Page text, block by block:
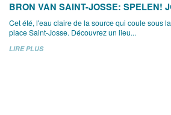
BRON VAN SAINT-JOSSE: SPELEN!
Cet été, l'eau claire de la source qui coule sous
place Saint-Josse. Découvrez un lieu...
LIRE PLUS